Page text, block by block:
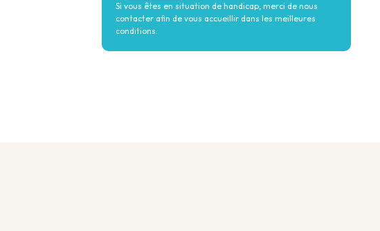
Si vous êtes en situation de handicap, merci de nous
contacter afin de vous accueillir dans les meilleures
conditions.